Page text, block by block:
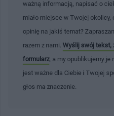
ważną informacją, napisać o
miało miejsce w Twojej
opinię na jakiś temat?
razem z nami. Wyślij swój tekst,
formularz , a my opublikujemy
jest ważne dla Ciebie i Twojej
głos ma znaczenie.